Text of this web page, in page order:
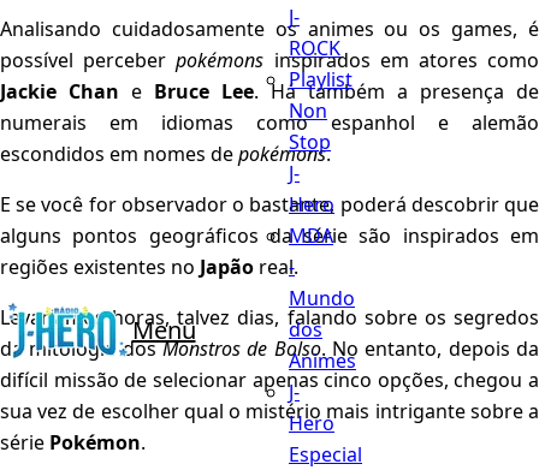
Menu
J-
ROCK
Playlist
Non
Stop
J-
Hero
MDA
-
Mundo
dos
Animes
J-
Hero
Especial
Analisando cuidadosamente os animes ou os games, é
possível perceberpokémons inspirados em atores como
Jackie Chan e Bruce Lee. Há também a presença de
numerais em idiomas como espanhol e alemão
escondidos em nomes depokémons.
E se você for observador o bastante, poderá descobrir que
alguns pontos geográficos da série são inspirados em
regiões existentes no Japão real.
Levaríamos horas, talvez dias, falando sobre os segredos
da mitologia dosMonstros de Bolso. No entanto, depois da
difícil missão de selecionar apenas cinco opções, chegou a
sua vez de escolher qual o mistério mais intrigante sobre a
série Pokémon.